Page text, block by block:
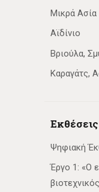
Μικρά Ασία
Αϊδίνιο
Βριούλα,
Καραγάτς,
Εκθέσεις
Ψηφιακή
Έργο 1: «Ο